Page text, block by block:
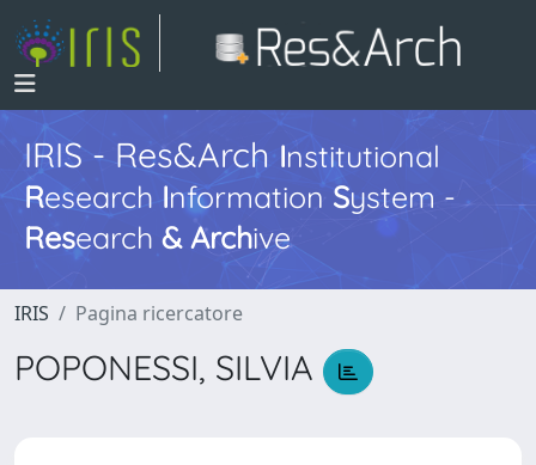
IRIS - Res&ArchInstitutional
Research InformationSystem -
Research & Archive
IRIS Pagina ricercatore
POPONESSI, SILVIA